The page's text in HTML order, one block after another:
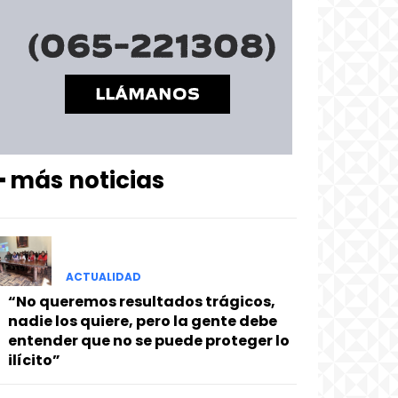
más noticias
ACTUALIDAD
“No queremos resultados trágicos,
nadie los quiere, pero la gente debe
entender que no se puede proteger lo
ilícito”